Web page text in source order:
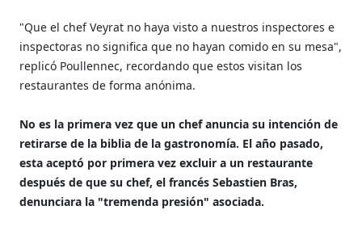
"Que el chef Veyrat no haya visto a nuestros inspectores e
inspectoras no significa que no hayan comido en su mesa",
replicó Poullennec, recordando que estos visitan los
restaurantes de forma anónima.
No es la primera vez que un chef anuncia su intención de
retirarse de la biblia de la gastronomía. El año pasado,
esta aceptó por primera vez excluir a un restaurante
después de que su chef, el francés Sebastien Bras,
denunciara la "tremenda presión" asociada.